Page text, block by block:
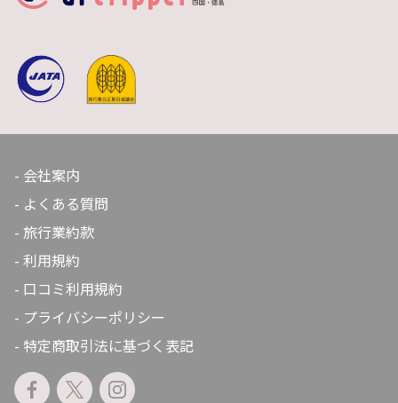
会社案内
よくある質問
旅行業約款
利用規約
口コミ利用規約
プライバシーポリシー
特定商取引法に基づく表記